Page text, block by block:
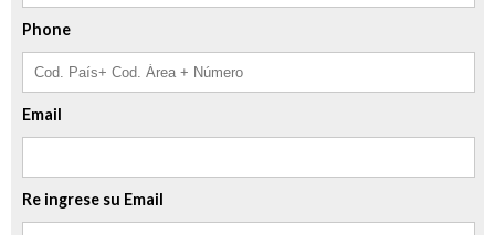
Phone
Email
Re ingrese su Email